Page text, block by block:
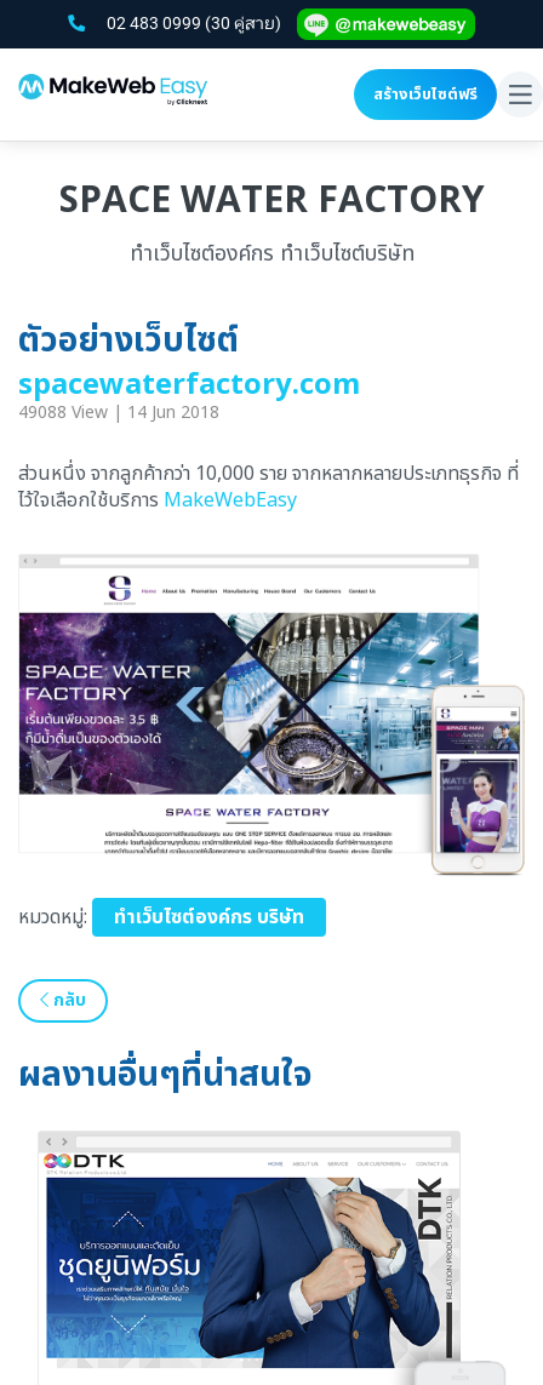
02 483 0999 (30 คู่สาย)
สร้างเว็บไซต์ฟรี
SPACE WATER FACTORY
ทำเว็บไซต์องค์กร ทำเว็บไซต์บริษัท
ตัวอย่างเว็บไซต์
spacewaterfactory.com
49088 View | 14 Jun 2018
ส่วนหนึ่ง จากลูกค้ากว่า 10,000 ราย จากหลากหลายประเภทธุรกิจ ที่
ไว้ใจเลือกใช้บริการ MakeWebEasy
หมวดหมู่: ทำเว็บไซต์องค์กร บริษัท
กลับ
ผลงานอื่นๆที่น่าสนใจ